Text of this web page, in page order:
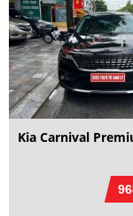
Kia Carnival